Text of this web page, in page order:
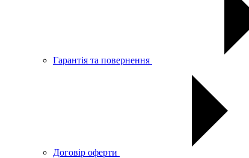
Гарантія та повернення
Договір оферти